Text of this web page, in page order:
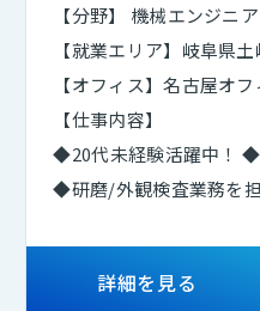
【分野】 機械エンジニ
【就業エリア】岐阜県
【オフィス】名古屋オフ
【仕事内容】
◆20代未経験活躍中！ ◆
◆研磨/外観検査業務を担
詳細を見る